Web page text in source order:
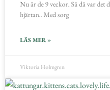
Nu är de 9 veckor. Så då var det
hjärtan.. Med sorg
LÄS MER »
Viktoria Holmgren